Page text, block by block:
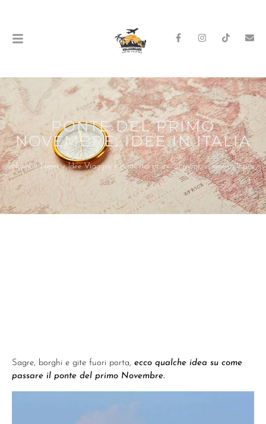
PONTE DEL PRIMO
NOVEMBRE: IDEE IN ITALIA
Home»News»Idee Viaggio »Ponte del primo Novembre: Idee in Italia
Sagre, borghi e gite fuori porta, ecco qualche idea su come
passare il ponte del primo Novembre.